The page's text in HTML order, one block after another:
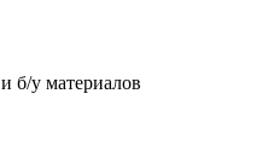
б/у материалов